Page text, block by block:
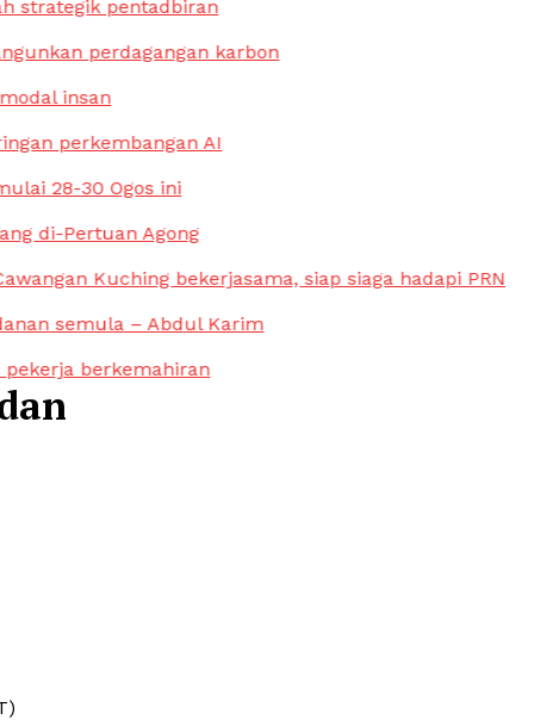
strategik pentadbiran
perdagangan karbon
insan
perkembangan AI
28-30 Ogos ini
di-Pertuan Agong
Kuching bekerjasama, siap siaga hadapi PRN
semula – Abdul Karim
berkemahiran